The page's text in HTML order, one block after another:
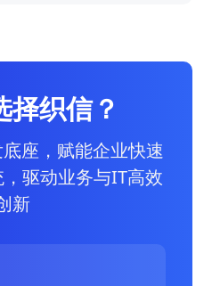
择织信？
座，赋能企业快速
驱动业务与IT高效
新